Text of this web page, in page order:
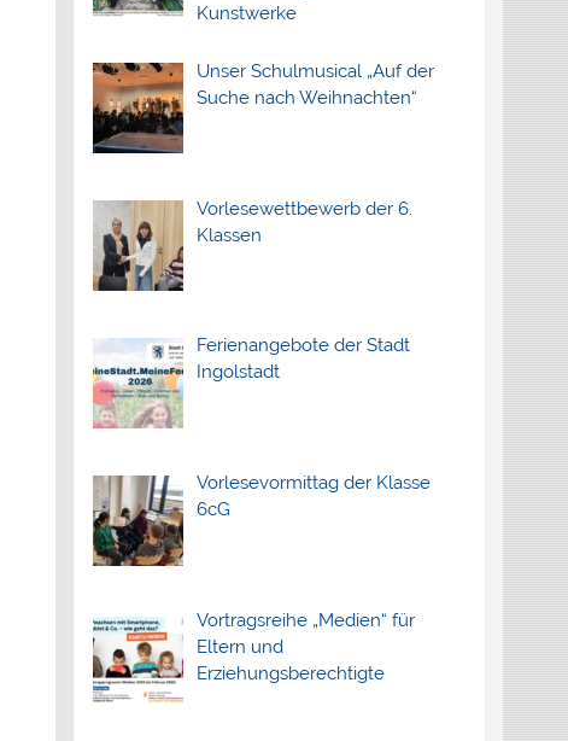
Kunstwerke
Unser Schulmusical „Auf der
Suche nach Weihnachten“
Vorlesewettbewerb der 6.
Klassen
Ferienangebote der Stadt
Ingolstadt
Vorlesevormittag der Klasse
6cG
Vortragsreihe „Medien“ für
Eltern und
Erziehungsberechtigte